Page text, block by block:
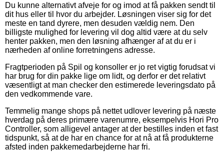
Du kunne alternativt afveje for og imod at få pakken sendt til
dit hus eller til hvor du arbejder. Løsningen viser sig for det
meste en tand dyrere, men desuden vældig nem. Den
billigste mulighed for levering vil dog altid være at du selv
henter pakken, men den løsning afhænger af at du er i
nærheden af online forretningens adresse.
Fragtperioden på Spil og konsoller er jo ret vigtig forudsat vi
har brug for din pakke lige om lidt, og derfor er det relativt
væsentligt at man checker den estimerede leveringsdato på
den vedkommende vare.
Temmelig mange shops på nettet udlover levering på næste
hverdag på deres primære varenumre, eksempelvis Hori Pro
Controller, som alligevel antager at der bestilles inden et fast
tidspunkt, så at de har en chance for at nå at få produkterne
afsted inden pakkemedarbejderne har fri.